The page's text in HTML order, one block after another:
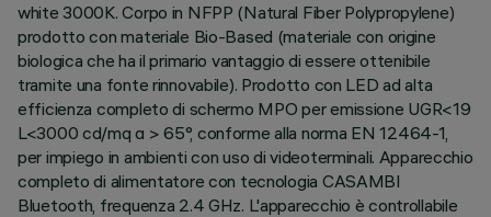
white 3000K. Corpo in NFPP (Natural Fiber Polypropylene)
prodotto con materiale Bio-Based (materiale con origine
biologica che ha il primario vantaggio di essere ottenibile
tramite una fonte rinnovabile). Prodotto con LED ad alta
efficienza completo di schermo MPO per emissione UGR<19
L<3000 cd/mq α > 65°, conforme alla norma EN 12464-1,
per impiego in ambienti con uso di videoterminali. Apparecchio
completo di alimentatore con tecnologia CASAMBI
Bluetooth, frequenza 2.4 GHz. L'apparecchio è controllabile